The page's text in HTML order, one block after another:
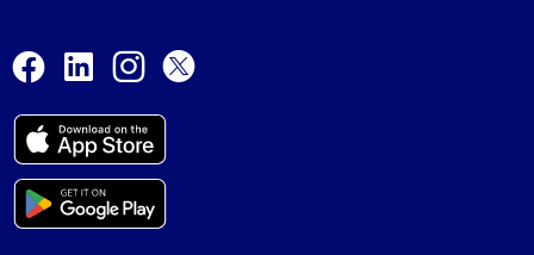
Facebook
LinkedInInstagram